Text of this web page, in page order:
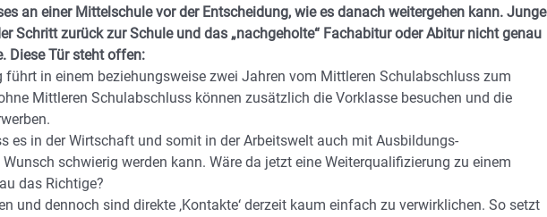
an einer Mittelschule vor der Entscheidung, wie es danach weitergehen kann. Junge
Schritt zurück zur Schule und das „nachgeholte“ Fachabitur oder Abitur nicht genau
Diese Tür steht offen:
führt in einem beziehungsweise zwei Jahren vom Mittleren Schulabschluss zum
Mittleren Schulabschluss können zusätzlich die Vorklasse besuchen und die
es in der Wirtschaft und somit in der Arbeitswelt auch mit Ausbildungs-
schwierig werden kann. Wäre da jetzt eine Weiterqualifizierung zu einem
das Richtige?
und dennoch sind direkte ‚Kontakte‘ derzeit kaum einfach zu verwirklichen. So setzt